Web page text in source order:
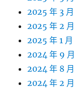
2025 年 3 月
2025 年 2 月
2025 年 1 月
2024 年 9 月
2024 年 8 月
2024 年 2 月